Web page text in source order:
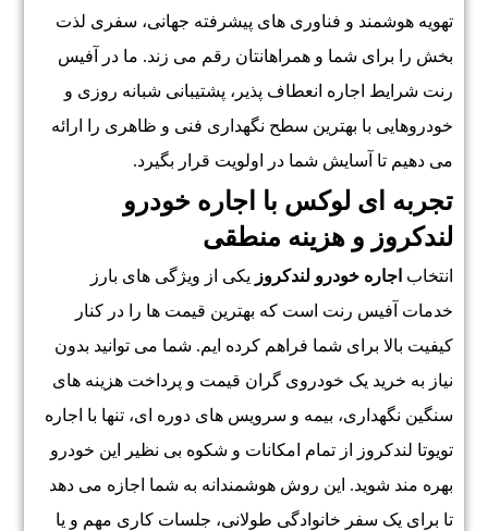
تهویه هوشمند و فناوری های پیشرفته جهانی، سفری لذت
بخش را برای شما و همراهانتان رقم می زند. ما در آفیس
رنت شرایط اجاره انعطاف پذیر، پشتیبانی شبانه روزی و
خودروهایی با بهترین سطح نگهداری فنی و ظاهری را ارائه
می دهیم تا آسایش شما در اولویت قرار بگیرد.
تجربه ای لوکس با اجاره خودرو
لندکروز و هزینه منطقی
انتخاب اجاره خودرو لندکروز یکی از ویژگی های بارز
خدمات آفیس رنت است که بهترین قیمت ها را در کنار
کیفیت بالا برای شما فراهم کرده ایم. شما می توانید بدون
نیاز به خرید یک خودروی گران قیمت و پرداخت هزینه های
سنگین نگهداری، بیمه و سرویس های دوره ای، تنها با اجاره
تویوتا لندکروز از تمام امکانات و شکوه بی نظیر این خودرو
بهره مند شوید. این روش هوشمندانه به شما اجازه می دهد
تا برای یک سفر خانوادگی طولانی، جلسات کاری مهم و یا